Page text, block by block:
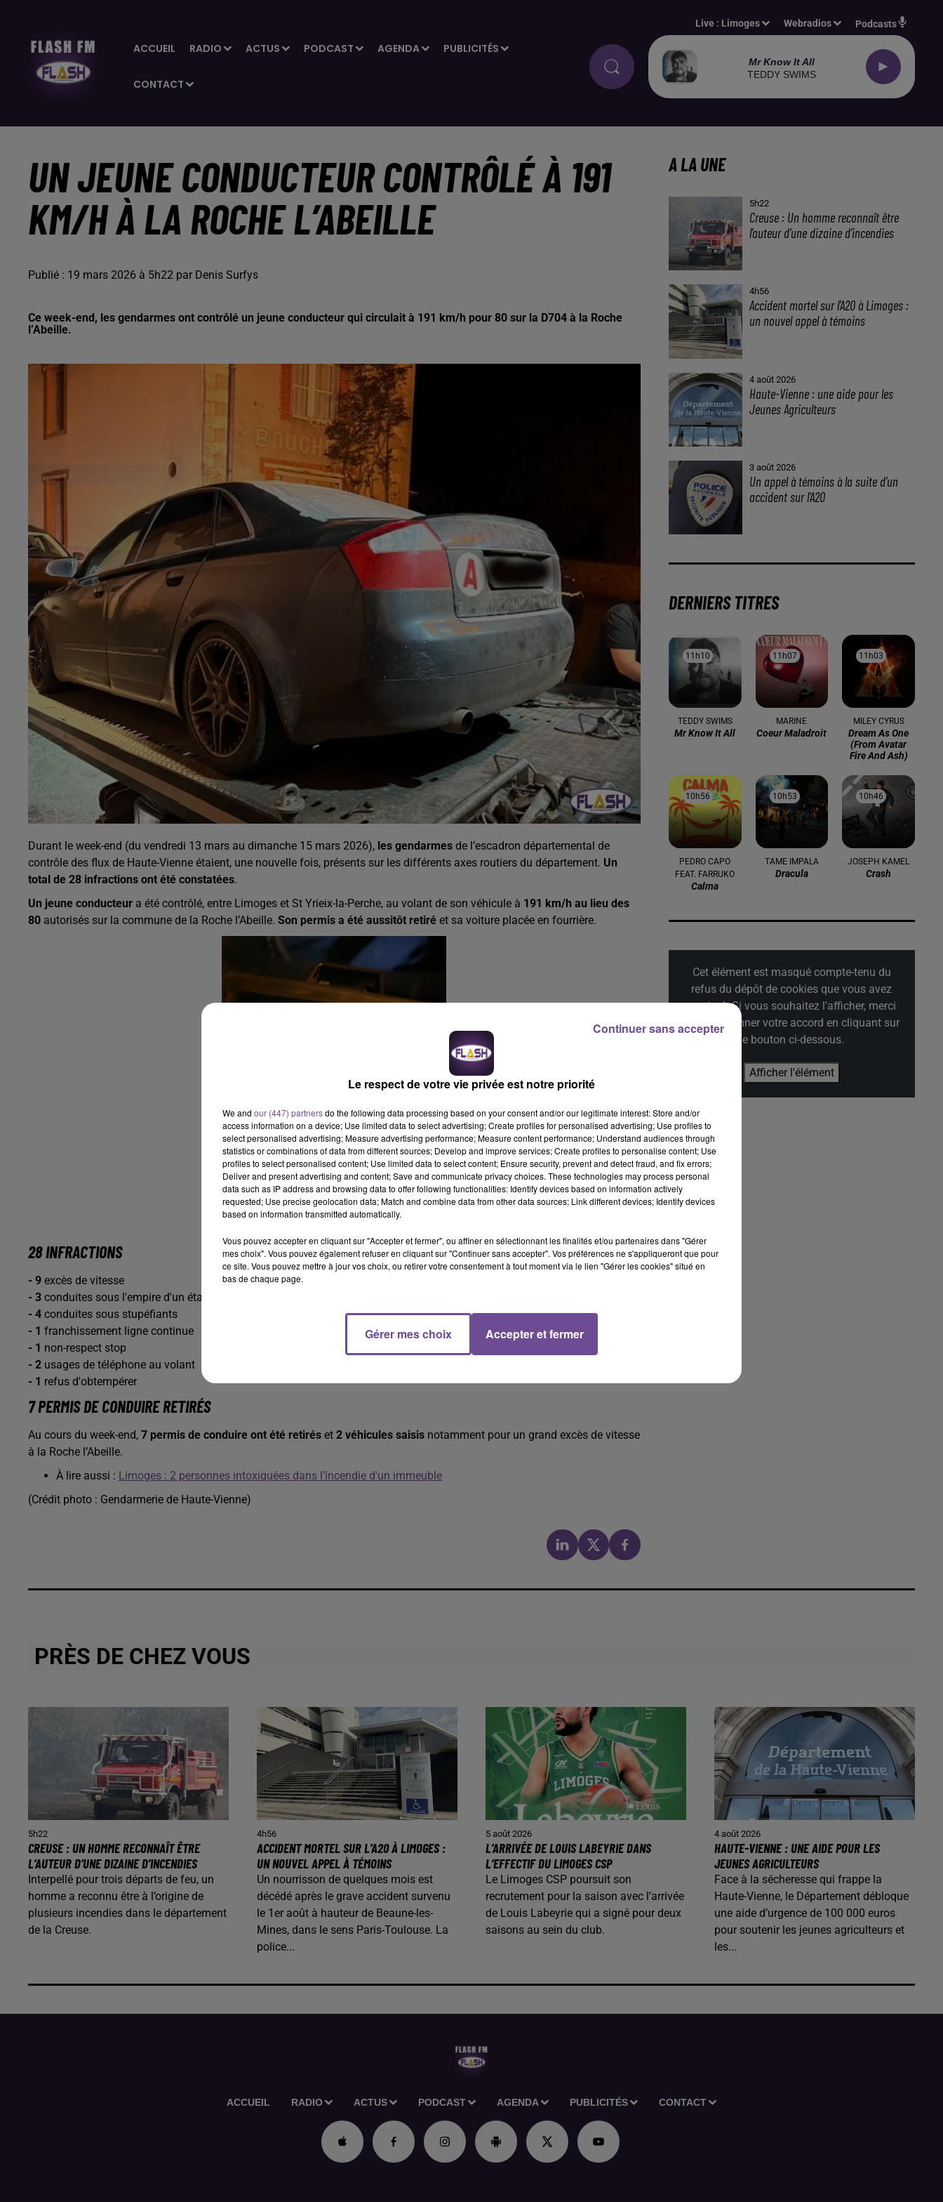
ACCUEIL RADIO ACTUS PODCAST AGENDA PUBLICITÉS
CONTACT
Live : Limoges Webradios Podcasts
Mr Know It All
TEDDY SWIMS
UN JEUNE CONDUCTEUR CONTRÔLÉ À 191
KM/H À LA ROCHE L’ABEILLE
Publié : 19 mars 2026 à 5h22 par Denis Surfys
Ce week-end, les gendarmes ont contrôlé un jeune conducteur qui circulait à 191 km/h pour 80 sur la D704 à la Roche
l’Abeille.
Durant le week-end (du vendredi 13 mars au dimanche 15 mars 2026), les gendarmes de l’escadron départemental de
contrôle des flux de Haute-Vienne étaient, une nouvelle fois, présents sur les différents axes routiers du département. Un
total de 28 infractions ont été constatées.
Un jeune conducteur a été contrôlé, entre Limoges et St Yrieix-la-Perche, au volant de son véhicule à 191 km/h au lieu des
80 autorisés sur la commune de la Roche l’Abeille. Son permis a été aussitôt retiré et sa voiture placée en fourrière.
28 INFRACTIONS
- 9 excès de vitesse
- 3 conduites sous l'empire d'un état alcoolique
- 4 conduites sous stupéfiants
- 1 franchissement ligne continue
- 1 non-respect stop
- 2 usages de téléphone au volant
- 1 refus d'obtempérer
7 PERMIS DE CONDUIRE RETIRÉS
Au cours du week-end, 7 permis de conduire ont été retirés et 2 véhicules saisis notamment pour un grand excès de vitesse
à la Roche l’Abeille.
À lire aussi : Limoges : 2 personnes intoxiquées dans l’incendie d'un immeuble
(Crédit photo : Gendarmerie de Haute-Vienne)
A LA UNE
5h22
Creuse : Un homme reconnaît être
l’auteur d’une dizaine d’incendies
4h56
Accident mortel sur l’A20 à Limoges :
un nouvel appel à témoins
4 août 2026
Haute-Vienne : une aide pour les
Jeunes Agriculteurs
3 août 2026
Un appel à témoins à la suite d’un
accident sur l’A20
DERNIERS TITRES
11h10
11h10
TEDDY SWIMS
Mr Know It All
11h07
11h07
MARINE
Coeur Maladroit
11h03
11h03
MILEY CYRUS
Dream As One
(from Avatar
Fire And Ash)
10h56
10h56
PEDRO CAPO
FEAT. FARRUKO
Calma
10h53
10h53
TAME IMPALA
Dracula
10h46
10h46
JOSEPH KAMEL
Crash
Cet élément est masqué compte-tenu du
refus du dépôt de cookies que vous avez
exprimé. Si vous souhaitez l'afficher, merci
de nous donner votre accord en cliquant sur
le bouton ci-dessous.
Afficher l'élément
PRÈS DE CHEZ VOUS
5h22
CREUSE : UN HOMME RECONNAÎT ÊTRE
L’AUTEUR D’UNE DIZAINE D’INCENDIES
Interpellé pour trois départs de feu, un
homme a reconnu être à l’origine de
plusieurs incendies dans le département
de la Creuse.
4h56
ACCIDENT MORTEL SUR L’A20 À LIMOGES :
UN NOUVEL APPEL À TÉMOINS
Un nourrisson de quelques mois est
décédé après le grave accident survenu
le 1er août à hauteur de Beaune-les-
Mines, dans le sens Paris-Toulouse. La
police...
5 août 2026
L’ARRIVÉE DE LOUIS LABEYRIE DANS
L’EFFECTIF DU LIMOGES CSP
Le Limoges CSP poursuit son
recrutement pour la saison avec l’arrivée
de Louis Labeyrie qui a signé pour deux
saisons au sein du club.
4 août 2026
HAUTE-VIENNE : UNE AIDE POUR LES
JEUNES AGRICULTEURS
Face à la sécheresse qui frappe la
Haute-Vienne, le Département débloque
une aide d’urgence de 100 000 euros
pour soutenir les jeunes agriculteurs et
les...
ACCUEIL RADIO ACTUS PODCAST AGENDA PUBLICITÉS CONTACT
Le respect de votre vie privée est notre priorité
We and our (447) partnersdo the following data processing based on your consent and/or our legitimate interest: Store and/or
access information on a device; Use limited data to select advertising; Create profiles for personalised advertising; Use profiles to
select personalised advertising; Measure advertising performance; Measure content performance; Understand audiences through
statistics or combinations of data from different sources; Develop and improve services; Create profiles to personalise content; Use
profiles to select personalised content; Use limited data to select content; Ensure security, prevent and detect fraud, and fix errors;
Deliver and present advertising and content; Save and communicate privacy choices. These technologies may process personal
data such as IP address and browsing data to offer following functionalities: Identify devices based on information actively
requested; Use precise geolocation data; Match and combine data from other data sources; Link different devices; Identify devices
based on information transmitted automatically.
Vous pouvez accepter en cliquant sur "Accepter et fermer", ou affiner en sélectionnant les finalités et/ou partenaires dans "Gérer
mes choix". Vous pouvez également refuser en cliquant sur "Continuer sans accepter". Vos préférences ne s'appliqueront que pour
ce site. Vous pouvez mettre à jour vos choix, ou retirer votre consentement à tout moment via le lien "Gérer les cookies" situé en
bas de chaque page.
Gérer mes choix Accepter et fermer
Continuer sans accepter